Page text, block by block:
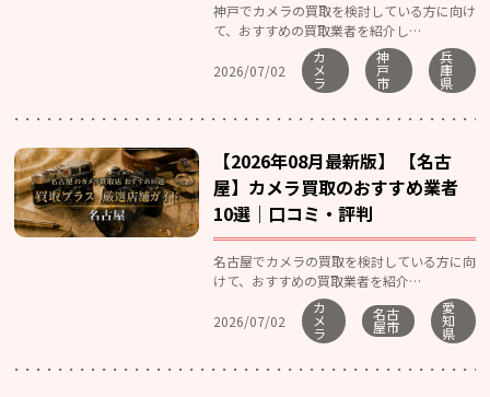
神戸でカメラの買取を検討している方に向け
て、おすすめの買取業者を紹介し…
2026/07/02
カ
メ
ラ
神
戸
市
兵
庫
県
【2026年08月最新版】 【名古
屋】カメラ買取のおすすめ業者
10選｜口コミ・評判
名古屋でカメラの買取を検討している方に向
けて、おすすめの買取業者を紹介…
2026/07/02
カ
メ
ラ
名古
屋市
愛
知
県